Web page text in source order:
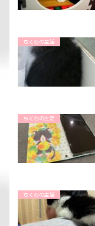
ちくわの生活
ちくわの生活
ちくわの生活